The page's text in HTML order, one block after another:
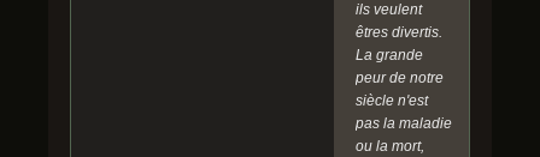
ils veulent
êtres divertis.
La grande
peur de notre
siècle n'est
pas la maladie
ou la mort,